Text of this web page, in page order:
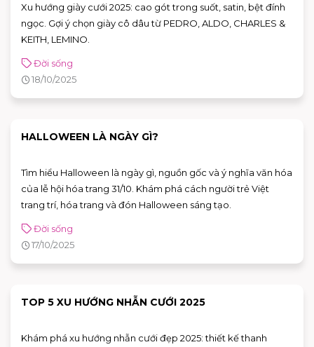
Xu hướng giày cưới 2025: cao gót trong suốt, satin, bệt đính
ngọc. Gợi ý chọn giày cô dâu từ PEDRO, ALDO, CHARLES &
KEITH, LEMINO.
Đời sống
18/10/2025
HALLOWEEN LÀ NGÀY GÌ?
Tìm hiểu Halloween là ngày gì, nguồn gốc và ý nghĩa văn hóa
của lễ hội hóa trang 31/10. Khám phá cách người trẻ Việt
trang trí, hóa trang và đón Halloween sáng tạo.
Đời sống
17/10/2025
TOP 5 XU HƯỚNG NHẪN CƯỚI 2025
Khám phá xu hướng nhẫn cưới đẹp 2025: thiết kế thanh